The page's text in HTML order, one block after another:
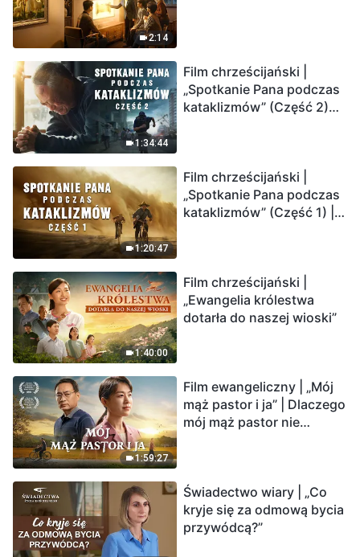
2:14
1:34:44
Film chrześcijański |
„Spotkanie Pana podczas
kataklizmów” (Część 2)
Ludzkość weszła w
odliczanie. Czy znalazłeś
już drogę ocalenia?
1:20:47
Film chrześcijański |
„Spotkanie Pana podczas
kataklizmów” (Część 1) |
1:40:00
Film chrześcijański |
„Ewangelia królestwa
dotarła do naszej wioski”
1:59:27
Film ewangeliczny | „Mój
mąż pastor i ja” | Dlaczego
mój mąż pastor nie
Świadectwo wiary | „Co
kryje się za odmową bycia
przywódcą?”